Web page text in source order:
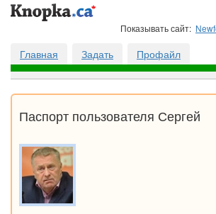
Показывать сайт:
Главная Задать Профайл
Паспорт пользователя Сергей